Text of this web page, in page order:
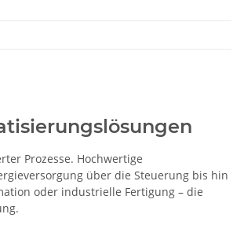
Prozesse. Hochwertige
über die Steuerung bis hin
oder industrielle Fertigung – die